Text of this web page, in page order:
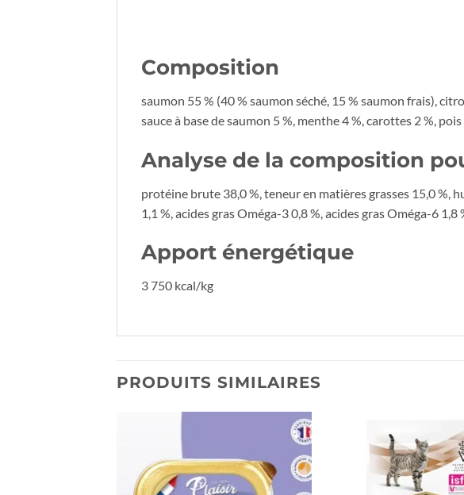
Composition
saumon 55 % (40 % saumon séché, 15 % saumon frais),
sauce à base de saumon 5 %, menthe 4 %, carottes 2 %,
Analyse de la composition
protéine brute 38,0 %, teneur en matières grasses 15,0 %,
1,1 %, acides gras Oméga-3 0,8 %, acides gras Oméga-6
Apport énergétique
3 750 kcal/kg
PRODUITS SIMILAIRES
Ajouter
à la liste
de
souhaits